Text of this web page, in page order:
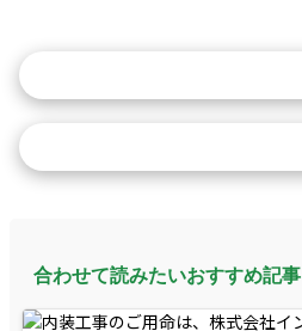
合わせて読みたいおすすめ記事